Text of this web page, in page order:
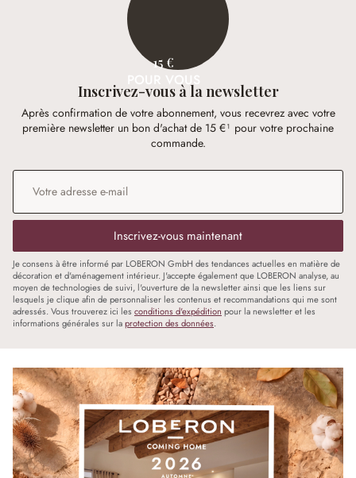
15 €
POUR VOUS
Inscrivez-vous à la newsletter
Après confirmation de votre abonnement, vous recevrez avec votre
première newsletter un bon d'achat de 15 €¹ pour votre prochaine
commande.
Adresse e-mail*
Inscrivez-vous maintenant
Je consens à être informé par LOBERON GmbH des tendances actuelles en matière de
décoration et d'aménagement intérieur. J'accepte également que LOBERON analyse, au
moyen de technologies de suivi, l'ouverture de la newsletter ainsi que les liens sur
lesquels je clique afin de personnaliser les contenus et recommandations qui me sont
adressés. Vous trouverez ici les conditions d'expédition pour la newsletter et les
informations générales sur laprotection des données.